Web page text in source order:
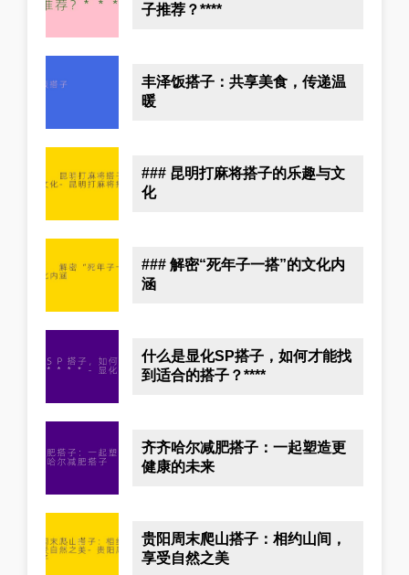
子推荐？****
丰泽饭搭子：共享美食，传递温
暖
### 昆明打麻将搭子的乐趣与文
化
### 解密“死年子一搭”的文化内
涵
什么是显化SP搭子，如何才能找
到适合的搭子？****
齐齐哈尔减肥搭子：一起塑造更
健康的未来
贵阳周末爬山搭子：相约山间，
享受自然之美